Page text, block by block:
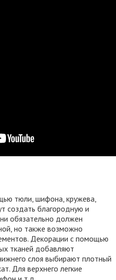
тюли, шифона, кружева,
создать благородную и
обязательно должен
но также возможно
Декорации с помощью
тканей добавляют
слоя выбирают плотный
Для верхнего легкие